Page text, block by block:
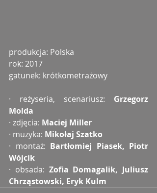
produkcja: Polska
rok: 2017
gatunek: krótkometrażowy
· reżyseria, scenariusz: Grzegorz
Molda
· zdjęcia: Maciej Miller
· muzyka: Mikołaj Szatko
· montaż: Bartłomiej Piasek, Piotr
Wójcik
· obsada: Zofia Domagalik, Juliusz
Chrząstowski, Eryk Kulm